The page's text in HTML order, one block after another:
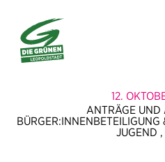
12.
ANTRÄGE UND
BÜRGER:INNENBETEILIGUNG
JUGEND ,